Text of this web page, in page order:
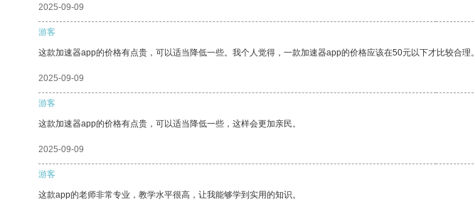
2025-09-09
游客
这款加速器app的价格有点贵，可以适当降低一些。我个人觉得，一款加速器app的价格应该在50元以下才比较合理。
2025-09-09
游客
这款加速器app的价格有点贵，可以适当降低一些，这样会更加亲民。
2025-09-09
游客
这款app的老师非常专业，教学水平很高，让我能够学到实用的知识。